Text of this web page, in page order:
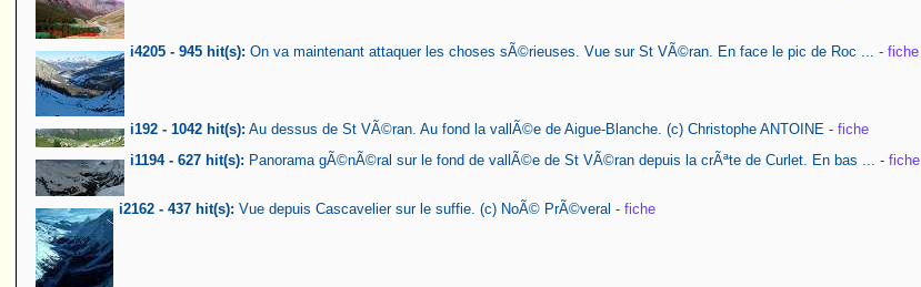
i4205 - 945 hit(s): On va maintenant attaquer les choses sÃ©rieuses. Vue sur St VÃ©ran. En face le pic de Roc ... - fiche
i192 - 1042 hit(s): Au dessus de St VÃ©ran. Au fond la vallÃ©e de Aigue-Blanche. (c) Christophe ANTOINE - fiche
i1194 - 627 hit(s): Panorama gÃ©nÃ©ral sur le fond de vallÃ©e de St VÃ©ran depuis la crÃªte de Curlet. En bas ... - fiche
i2162 - 437 hit(s): Vue depuis Cascavelier sur le suffie. (c) NoÃ© PrÃ©veral - fiche